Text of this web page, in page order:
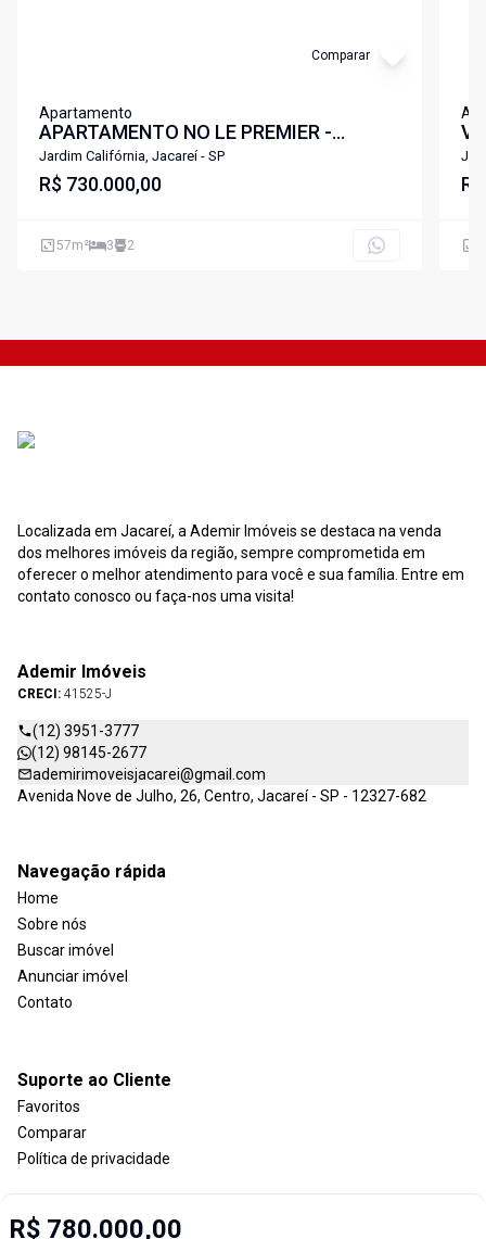
Comparar
Apartamento
APARTAMENTO NO LE PREMIER -
MODERNO, PLANEJADO E EM
LOCALIZAÇÃO ESTRATÉGICA!
Jardim Califórnia, Jacareí - SP
R$ 730.000,00
57m² 3 2
R$ 780.000,00
Localizada em Jacareí, a Ademir Imóveis se destaca na venda
dos melhores imóveis da região, sempre comprometida em
oferecer o melhor atendimento para você e sua família. Entre em
contato conosco ou faça-nos uma visita!
Ademir Imóveis
CRECI: 41525-J
(12) 3951-3777
(12) 98145-2677
ademirimoveisjacarei@gmail.com
Avenida Nove de Julho, 26, Centro, Jacareí - SP - 12327-682
Navegação rápida
Home
Sobre nós
Buscar imóvel
Anunciar imóvel
Contato
Suporte ao Cliente
Favoritos
Comparar
Política de privacidade